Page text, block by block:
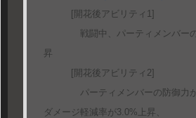
[開花後アビリティ1]
戦闘中、パーティメンバーの
昇
[開花後アビリティ2]
パーティメンバーの防御力が
ダメージ軽減率が3.0%上昇、